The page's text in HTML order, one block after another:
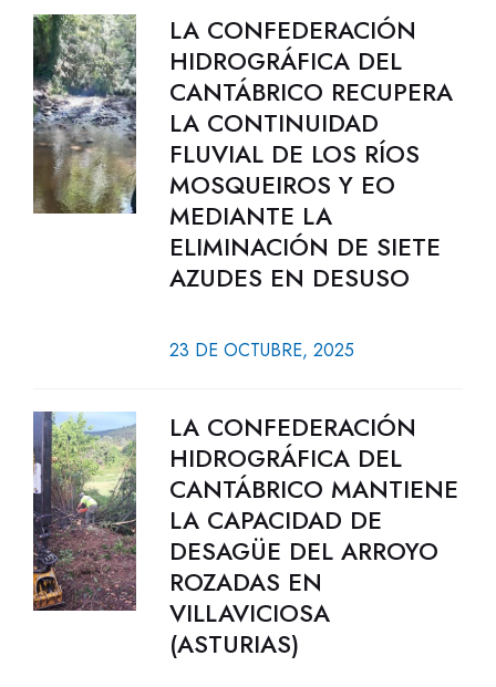
LA CONFEDERACIÓN
HIDROGRÁFICA DEL
CANTÁBRICO RECUPERA
LA CONTINUIDAD
FLUVIAL DE LOS RÍOS
MOSQUEIROS Y EO
MEDIANTE LA
ELIMINACIÓN DE SIETE
AZUDES EN DESUSO
23 DE OCTUBRE, 2025
LA CONFEDERACIÓN
HIDROGRÁFICA DEL
CANTÁBRICO MANTIENE
LA CAPACIDAD DE
DESAGÜE DEL ARROYO
ROZADAS EN
VILLAVICIOSA
(ASTURIAS)